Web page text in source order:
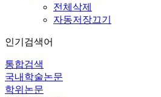
전체삭제
자동저장끄기
인기검색어
통합검색
국내학술논문
학위논문